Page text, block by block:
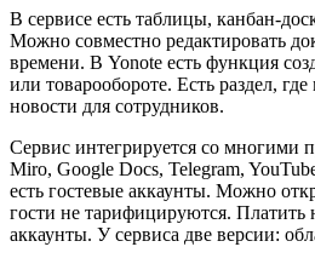
В сервисе есть таблицы, канбан-
Можно совместно редактировать
времени. В Yonote есть функция
или товарообороте. Есть раздел,
новости для сотрудников.
Сервис интегрируется со многими
Miro, Google Docs, Telegram,
есть гостевые аккаунты. Можно
гости не тарифицируются. Платить
аккаунты. У сервиса две версии: